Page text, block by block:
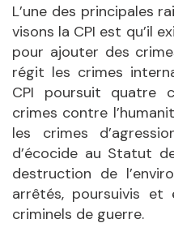
L’une des principales
visons la CPI est qu’il
pour ajouter des
régit les crimes
CPI poursuit quatre
crimes contre
les crimes
d’écocide au Statut
destruction de
arrêtés, poursuivis et
criminels de guerre.